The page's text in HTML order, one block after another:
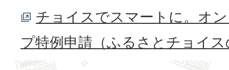
チョイスでスマートに。オ
プ特例申請（ふるさとチョイ